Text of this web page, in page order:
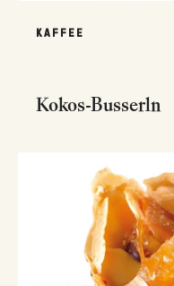
KAFFEE
Kokos-Busserln